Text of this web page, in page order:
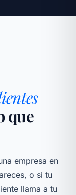
que
empresa en
o si tu
llama a tu